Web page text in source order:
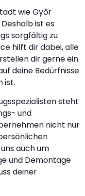
wie Győr
ist es
sorgfältig zu
hilft dir dabei, alle
dir gerne ein
deine Bedürfnisse
ist.
steht
und
nicht nur
auch um
und Demontage
deiner